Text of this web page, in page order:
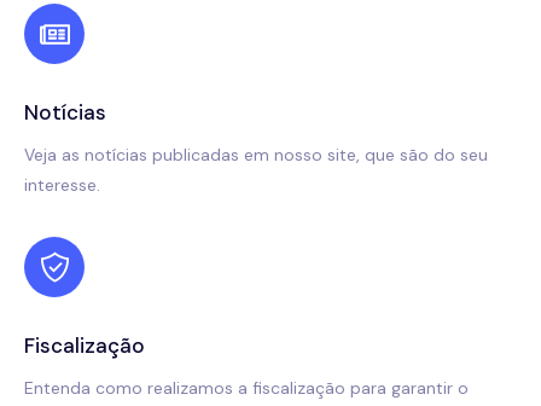
Notícias
Veja as notícias publicadas em nosso site, que são do seu
interesse.
Fiscalização
Entenda como realizamos a fiscalização para garantir o